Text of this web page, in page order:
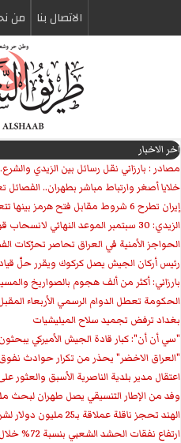
الاتصال بنا من
اخر الاخبار
مصادر : بارزاني نقل رسائل بين الزيدي
خلايا أصغر وارتباط مباشر بطهران.. الفصائل
إيران تطرح 6 شروط مقابل فتح هرمز بينها تتعلق بالعراق
الزيدي: 30 سبتمبر الموعد النهائي لانسحاب قوات التحالف
الحواجز الأمنية في العراق تحاصر تحرّكات
رئيس أركان الجيش يصل كركوك ويقرر حلّ
بارزاني: أكثر من ألف هجوم بالصواريخ
الحكومة تعطل الدوام الرسمي الأربعاء
بغداد ترفض تجميد سلاح الميليشيات
"سي أن أن": كبار قادة الجيش الأميركي
"العراق الاخضر" يحذر من تكرار حوادث
اعتقال مدير بلدية الناصرية الأسبق والعثور على 600 معاملة قطعة
وفد من الإطار التنسيقي يصل طهران لبحث
الهند تحجز ناقلة عملاقة بـ25 مليون دولار لشراء النفط العراقي
ارتفاع نفقات الحشد الشعبي بنسبة 72% خلال ست سنوات